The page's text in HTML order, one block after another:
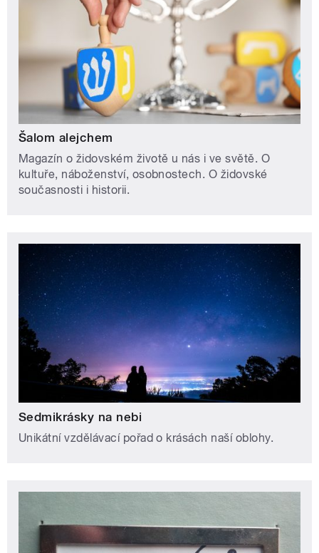
Šalom alejchem
Magazín o židovském životě u nás i ve světě. O
kultuře, náboženství, osobnostech. O židovské
současnosti i historii.
Sedmikrásky na nebi
Unikátní vzdělávací pořad o krásách naší oblohy.